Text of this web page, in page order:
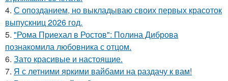
4. С опозданием, но выкладываю своих первых красоток
выпускниц 2026 год.
5. "Рома Приехал в Ростов": Полина Диброва
познакомила любовника с отцом.
6. Зато красивые и настоящие.
7. Я с летними яркими вайбами на раздачу к вам!